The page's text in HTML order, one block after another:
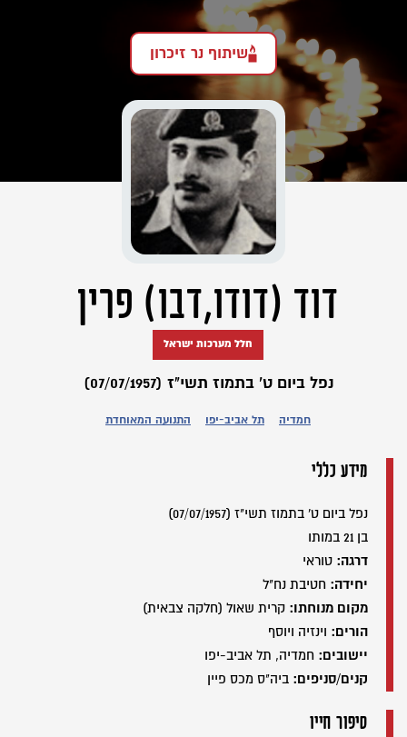
שיתוף נר זיכרון
דוד (דודו,דבו) פרין
חלל מערכות ישראל
נפל ביום ט' בתמוז תשי"ז (07/07/1957)
חמדיה תל אביב-יפו התנועה המאוחדת
מידע כללי
נפל ביום ט' בתמוז תשי"ז (07/07/1957)
בן 21 במותו
דרגה: טוראי
יחידה: חטיבת נח"ל
מקום מנוחתו: קרית שאול (חלקה צבאית)
הורים: וינזיה ויוסף
יישובים: חמדיה, תל אביב-יפו
קנים/סניפים: ביה"ס מכס פיין
סיפור חייו